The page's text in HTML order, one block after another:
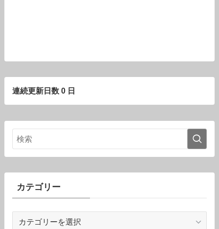
連続更新日数 0 日
カテゴリー